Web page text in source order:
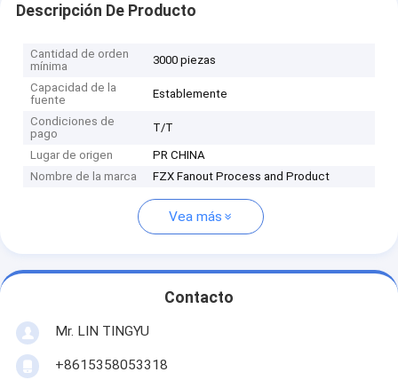
Descripción De Producto
Cantidad de orden
mínima
3000 piezas
Capacidad de la
fuente
Establemente
Condiciones de
pago
T/T
Lugar de origen
PR CHINA
Nombre de la marca
FZX Fanout Process and Product
Vea más
Contacto
Mr. LIN TINGYU
+8615358053318